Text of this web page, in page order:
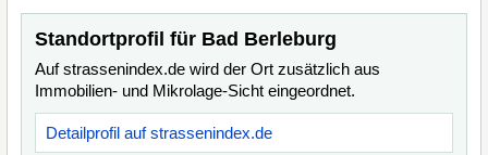
Standortprofil für Bad Berleburg
Auf strassenindex.de wird der Ort zusätzlich aus
Immobilien- und Mikrolage-Sicht eingeordnet.
Detailprofil auf strassenindex.de